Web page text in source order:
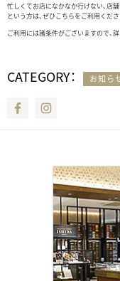
忙しくてお店になかなか行けない、店
という方は、ぜひこちらをご利用くださ
ご利用には諸条件がございますので、
CATEGORY： お知ら
Facebook